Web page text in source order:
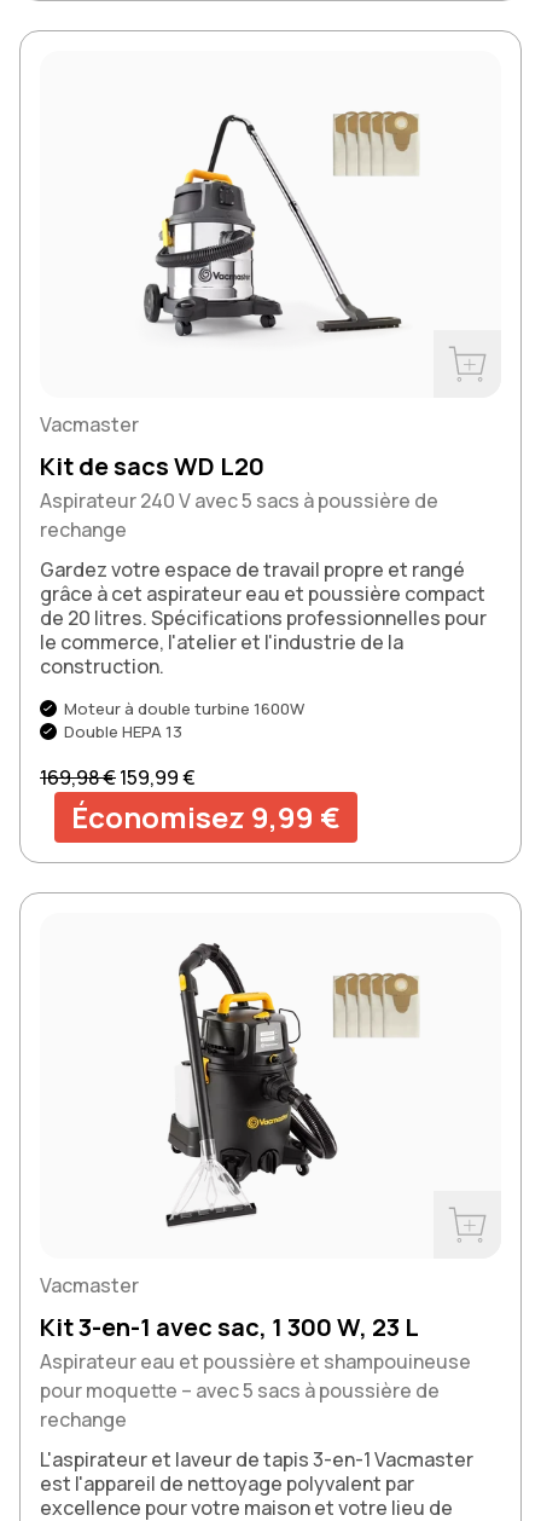
Vacmaster
Kit de sacs WD L20
Aspirateur 240 V avec 5 sacs à poussière de
rechange
Gardez votre espace de travail propre et rangé
grâce à cet aspirateur eau et poussière compact
de 20 litres. Spécifications professionnelles pour
le commerce, l'atelier et l'industrie de la
construction.
Moteur à double turbine 1600W
Double HEPA 13
Prix normal
169,98 €Prix soldé
159,99 €
Économisez 9,99 €
Vacmaster
Kit 3-en-1 avec sac, 1 300 W, 23 L
Aspirateur eau et poussière et shampouineuse
pour moquette – avec 5 sacs à poussière de
rechange
L'aspirateur et laveur de tapis 3-en-1 Vacmaster
est l'appareil de nettoyage polyvalent par
excellence pour votre maison et votre lieu de